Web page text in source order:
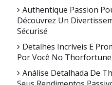
Authentique Passion
Découvrez Un
Sécurisé
Detalhes Incríveis E
Por Você No
Análise Detalhada De